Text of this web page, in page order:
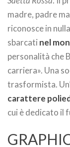
madre, padre
riconosce in
sbarcati nel
personalità che
carriera». Una
trasformista.
carattere
cui è dedicato il